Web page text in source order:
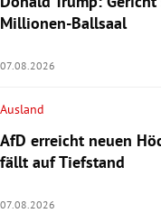
Millionen-Ballsaal
07.08.2026
Ausland
AfD erreicht neuen
fällt auf Tiefstand
07.08.2026